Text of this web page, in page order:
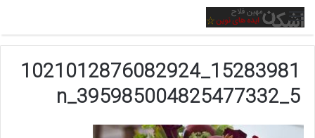
منو
15283981_1021012876082924
5_395985004825477332_n